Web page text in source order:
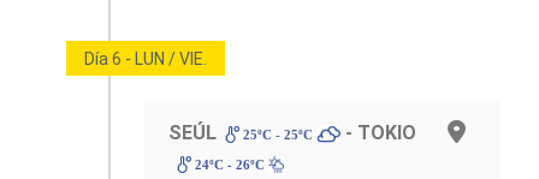
Día 6 - LUN / VIE.
SEÚL 25ºC - 25ºC - TOKIO
24ºC - 26ºC